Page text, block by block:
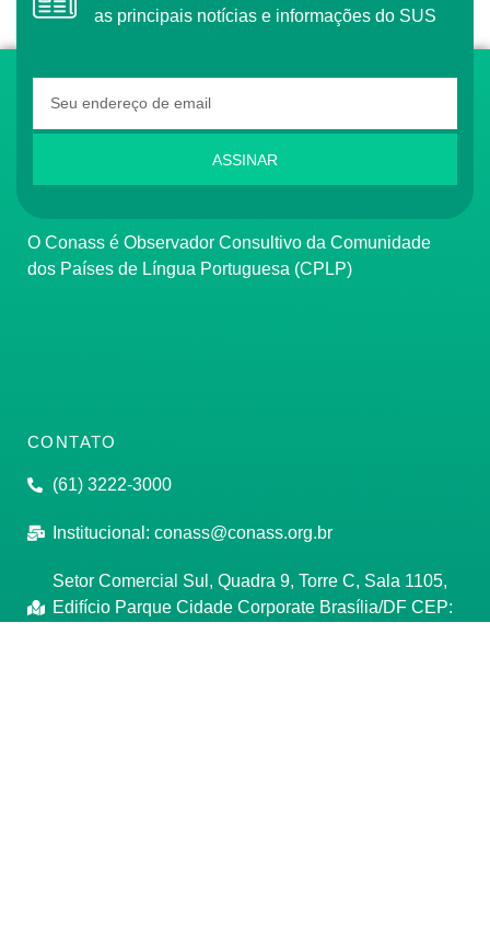
as principais notícias e informações do SUS
ASSINAR
O Conass é Observador Consultivo da Comunidade
dos Países de Língua Portuguesa (CPLP)
CONTATO
(61) 3222-3000
Institucional: conass@conass.org.br
Setor Comercial Sul, Quadra 9, Torre C, Sala 1105,
Edifício Parque Cidade Corporate Brasília/DF CEP: